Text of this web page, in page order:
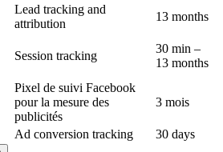
Lead tracking and
attribution
13 months
Session tracking
30 min –
13 months
Pixel de suivi Facebook
pour la mesure des
publicités
3 mois
Ad conversion tracking 30 days